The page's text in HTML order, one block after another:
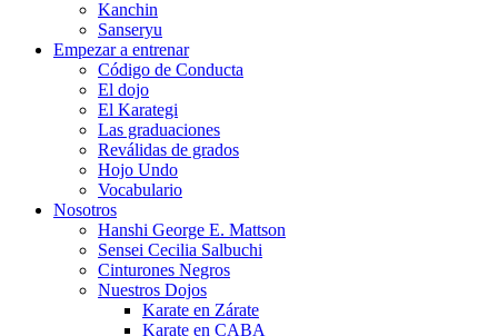
Kanchin
Sanseryu
Empezar a entrenar
Código de Conducta
El dojo
El Karategi
Las graduaciones
Reválidas de grados
Hojo Undo
Vocabulario
Nosotros
Hanshi George E. Mattson
Sensei Cecilia Salbuchi
Cinturones Negros
Nuestros Dojos
Karate en Zárate
Karate en CABA